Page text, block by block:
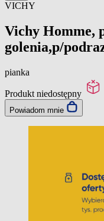
VICHY
Vichy Homme,
golenia,p/
pianka
Produkt niedostępny
Powiadom mnie